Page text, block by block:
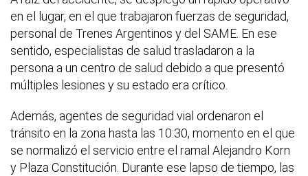
en el lugar, en el que trabajaron fuerzas de seguridad,
personal de Trenes Argentinos y del SAME. En ese
sentido, especialistas de salud trasladaron a la
persona a un centro de salud debido a que presentó
múltiples lesiones y su estado era crítico.
Además, agentes de seguridad vial ordenaron el
tránsito en la zona hasta las 10:30, momento en el que
se normalizó el servicio entre el ramal Alejandro Korn
y Plaza Constitución. Durante ese lapso de tiempo, las